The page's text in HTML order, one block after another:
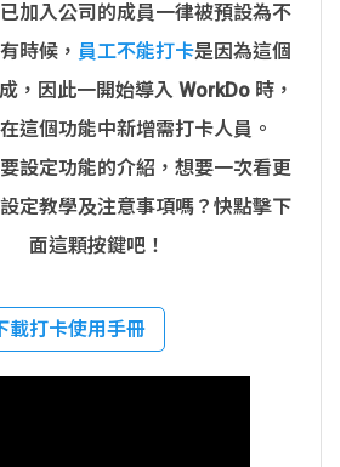
加入公司的成員一律被預設為不
時候， 員工不能打卡是因為這個
，因此一開始導入 WorkDo 時，
這個功能中新增需打卡人員。
設定功能的介紹，想要一次看更
定教學及注意事項嗎？快點擊下
面這顆按鍵吧！
載打卡使用手冊